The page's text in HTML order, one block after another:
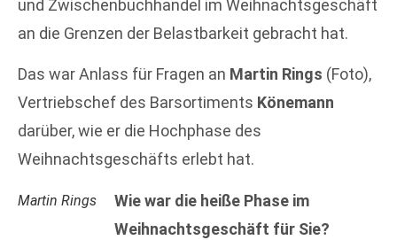
und Zwischenbuchhandel im Weihnachtsgeschäft
an die Grenzen der Belastbarkeit gebracht hat.
Das war Anlass für Fragen an Martin Rings (Foto),
Vertriebschef des Barsortiments Könemann
darüber, wie er die Hochphase des
Weihnachtsgeschäfts erlebt hat.
Martin Rings
Wie war die heiße Phase im
Weihnachtsgeschäft für Sie?